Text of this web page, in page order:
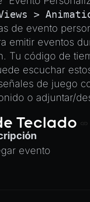
>
de evento
emitir eventos
Tu código de
escuchar
de juego
o adjuntar/
Teclado
evento